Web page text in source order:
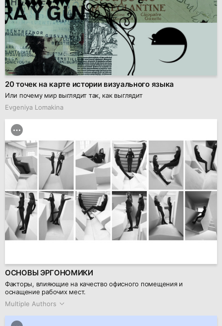
20 точек на карте истории визуального языка
Или почему мир выглядит так, как выглядит
Evgeniya Lomakina
ОСНОВЫ ЭРГОНОМИКИ
Факторы, влияющие на качество офисного помещения и
оснащение рабочих мест.
Multiple Authors